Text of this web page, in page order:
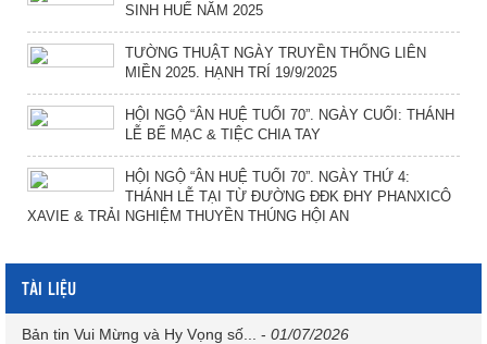
SINH HUẾ NĂM 2025
TƯỜNG THUẬT NGÀY TRUYỀN THỐNG LIÊN
MIỀN 2025. HẠNH TRÍ 19/9/2025
HỘI NGỘ “ÂN HUỆ TUỔI 70”. NGÀY CUỐI: THÁNH
LỄ BẾ MẠC & TIỆC CHIA TAY
HỘI NGỘ “ÂN HUỆ TUỔI 70”. NGÀY THỨ 4:
THÁNH LỄ TẠI TỪ ĐƯỜNG ĐĐK ĐHY PHANXICÔ
XAVIE & TRẢI NGHIỆM THUYỀN THÚNG HỘI AN
TÀI LIỆU
Bản tin Vui Mừng và Hy Vọng số... - 01/07/2026